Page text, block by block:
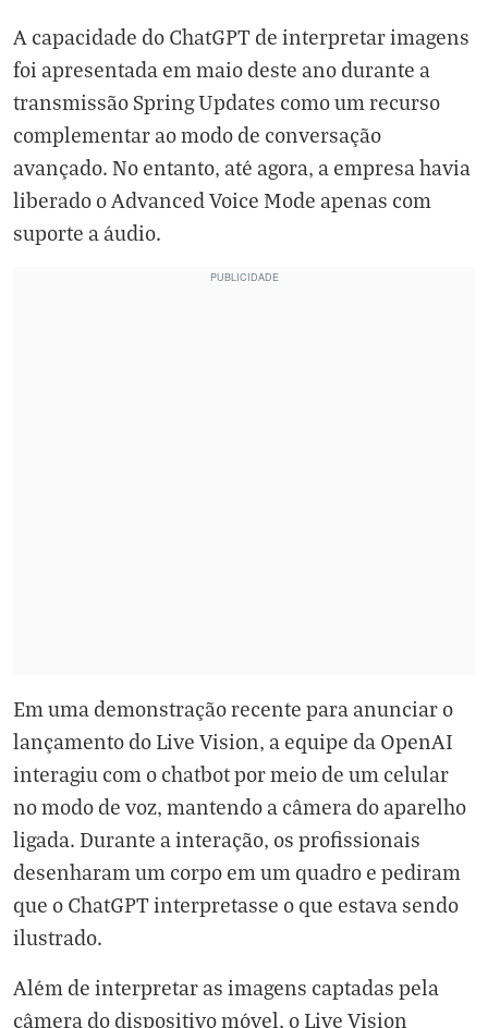
A capacidade do ChatGPT de interpretar imagens
foi apresentada em maio deste ano durante a
transmissão Spring Updates como um recurso
complementar ao modo de conversação
avançado. No entanto, até agora, a empresa havia
liberado o Advanced Voice Mode apenas com
suporte a áudio.
Em uma demonstração recente para anunciar o
lançamento do Live Vision, a equipe da OpenAI
interagiu com o chatbot por meio de um celular
no modo de voz, mantendo a câmera do aparelho
ligada. Durante a interação, os profissionais
desenharam um corpo em um quadro e pediram
que o ChatGPT interpretasse o que estava sendo
ilustrado.
Além de interpretar as imagens captadas pela
câmera do dispositivo móvel, o Live Vision